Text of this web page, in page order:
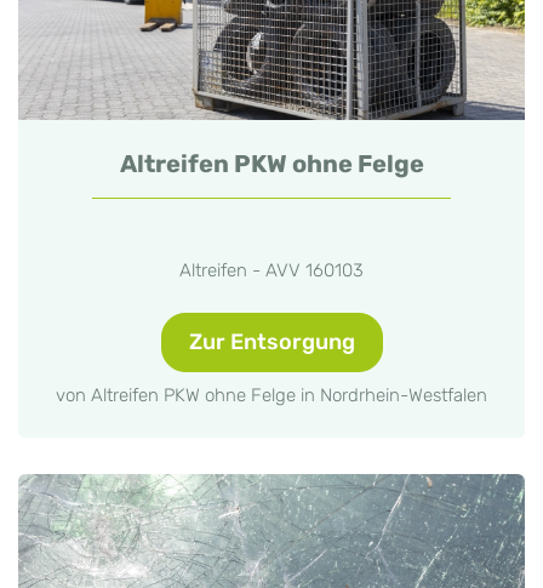
Altreifen PKW ohne Felge
Altreifen - AVV 160103
Zur Entsorgung
von Altreifen PKW ohne Felge in Nordrhein-Westfalen